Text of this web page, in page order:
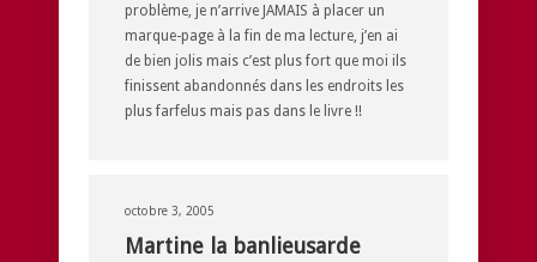
problème, je n’arrive JAMAIS à placer un
marque-page à la fin de ma lecture, j’en ai
de bien jolis mais c’est plus fort que moi ils
finissent abandonnés dans les endroits les
plus farfelus mais pas dans le livre !!
octobre 3, 2005
Martine la banlieusarde